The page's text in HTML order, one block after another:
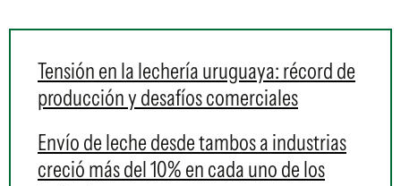
Tensión en la lechería uruguaya: récord de
producción y desafíos comerciales
Envío de leche desde tambos a industrias
creció más del 10% en cada uno de los